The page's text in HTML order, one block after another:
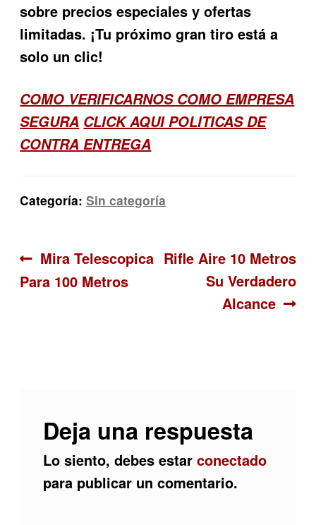
sobre precios especiales y ofertas
limitadas. ¡Tu próximo gran tiro está a
solo un clic!
COMO VERIFICARNOS COMO EMPRESA
SEGURA CLICK AQUI POLITICAS DE
CONTRA ENTREGA
Categoría:Sin categoría
Navegación
de
Anterior:
Mira Telescopica
Para 100 Metros
Siguiente:
Rifle Aire 10 Metros
Su Verdadero
Alcance
Deja una respuesta
Lo siento, debes estar conectado
para publicar un comentario.